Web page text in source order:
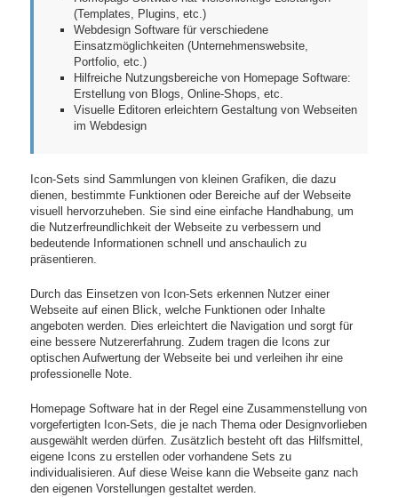
(Templates, Plugins, etc.)
Webdesign Software für verschiedene
Einsatzmöglichkeiten (Unternehmenswebsite,
Portfolio, etc.)
Hilfreiche Nutzungsbereiche von Homepage Software:
Erstellung von Blogs, Online-Shops, etc.
Visuelle Editoren erleichtern Gestaltung von Webseiten
im Webdesign
Icon-Sets sind Sammlungen von kleinen Grafiken, die dazu
dienen, bestimmte Funktionen oder Bereiche auf der Webseite
visuell hervorzuheben. Sie sind eine einfache Handhabung, um
die Nutzerfreundlichkeit der Webseite zu verbessern und
bedeutende Informationen schnell und anschaulich zu
präsentieren.
Durch das Einsetzen von Icon-Sets erkennen Nutzer einer
Webseite auf einen Blick, welche Funktionen oder Inhalte
angeboten werden. Dies erleichtert die Navigation und sorgt für
eine bessere Nutzererfahrung. Zudem tragen die Icons zur
optischen Aufwertung der Webseite bei und verleihen ihr eine
professionelle Note.
Homepage Software hat in der Regel eine Zusammenstellung von
vorgefertigten Icon-Sets, die je nach Thema oder Designvorlieben
ausgewählt werden dürfen. Zusätzlich besteht oft das Hilfsmittel,
eigene Icons zu erstellen oder vorhandene Sets zu
individualisieren. Auf diese Weise kann die Webseite ganz nach
den eigenen Vorstellungen gestaltet werden.